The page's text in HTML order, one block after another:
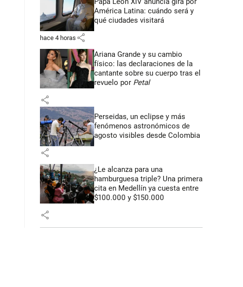
América Latina: cuándo será y
qué ciudades visitará
hace 4 horas share
Ariana Grande y su cambio
físico: las declaraciones de la
cantante sobre su cuerpo tras el
revuelo por Petal
share
Perseidas, un eclipse y más
fenómenos astronómicos de
agosto visibles desde Colombia
share
¿Le alcanza para una
hamburguesa triple? Una primera
cita en Medellín ya cuesta entre
$100.000 y $150.000
share